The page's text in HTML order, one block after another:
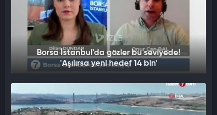
İZLE
Borsa İstanbul'da gözler bu seviyede!
'Aşılırsa yeni hedef 14 bin'